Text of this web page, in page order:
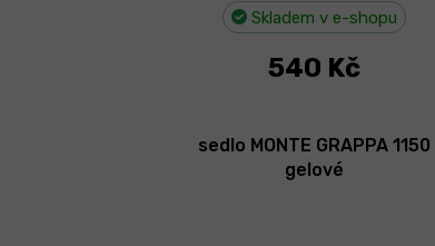
Skladem v e-shopu
540 Kč
sedlo MONTE GRAPPA 1150
gelové